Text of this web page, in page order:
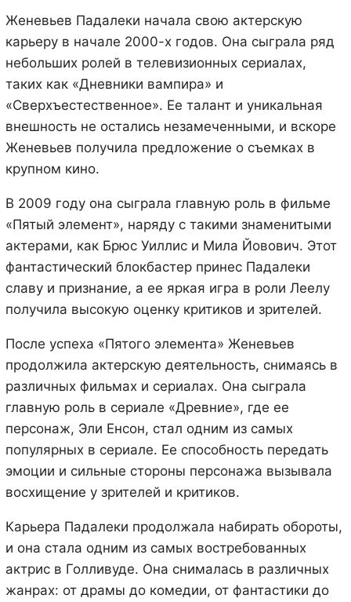
Женевьев Падалеки начала свою актерскую
карьеру в начале 2000-х годов. Она сыграла ряд
небольших ролей в телевизионных сериалах,
таких как «Дневники вампира» и
«Сверхъестественное». Ее талант и уникальная
внешность не остались незамеченными, и вскоре
Женевьев получила предложение о съемках в
крупном кино.
В 2009 году она сыграла главную роль в фильме
«Пятый элемент», наряду с такими знаменитыми
актерами, как Брюс Уиллис и Мила Йовович. Этот
фантастический блокбастер принес Падалеки
славу и признание, а ее яркая игра в роли Леелу
получила высокую оценку критиков и зрителей.
После успеха «Пятого элемента» Женевьев
продолжила актерскую деятельность, снимаясь в
различных фильмах и сериалах. Она сыграла
главную роль в сериале «Древние», где ее
персонаж, Эли Енсон, стал одним из самых
популярных в сериале. Ее способность передать
эмоции и сильные стороны персонажа вызывала
восхищение у зрителей и критиков.
Карьера Падалеки продолжала набирать обороты,
и она стала одним из самых востребованных
актрис в Голливуде. Она снималась в различных
жанрах: от драмы до комедии, от фантастики до